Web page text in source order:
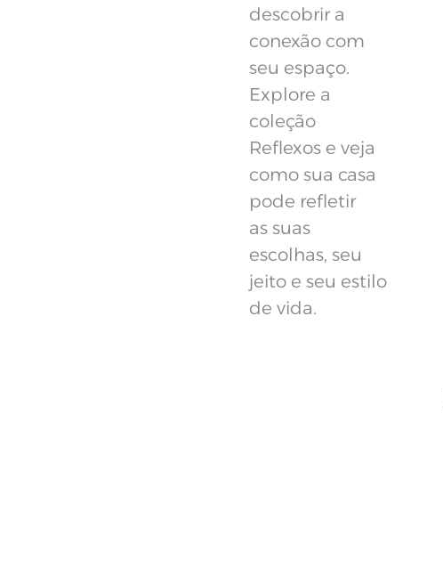
descobrir a
conexão com
seu espaço.
Explore a
coleção
Reflexos e veja
como sua casa
pode refletir
as suas
escolhas, seu
jeito e seu estilo
de vida.